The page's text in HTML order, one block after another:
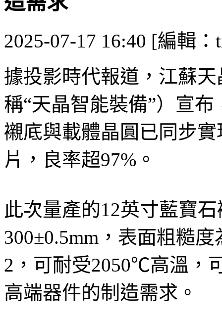
2025-07-17 16:40 [編輯：
據投影時代報道，江蘇
稱“天晶智能裝備”）宣
襯底與載體晶圓已同步
片，良率超97%。
此次量產的12英寸藍寶
300±0.5mm，表面粗糙
2，可耐受2050℃高溫，
高端器件的制造需求。